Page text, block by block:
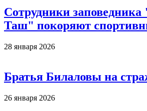
Сотрудники
Таш" покоряют
28 января 2026
Братья Билаловы на
26 января 2026